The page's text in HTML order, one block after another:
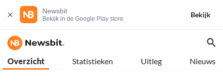
Newsbit
Bekijk in de Google Play store
Bekijk
Overzicht Statistieken Uitleg Nieuws